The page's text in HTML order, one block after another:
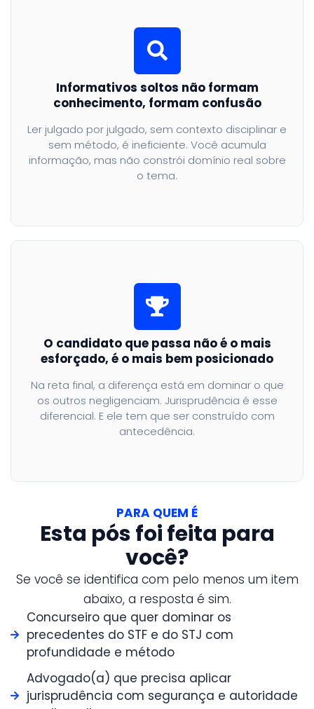
Informativos soltos não formam
conhecimento, formam confusão
Ler julgado por julgado, sem contexto disciplinar e
sem método, é ineficiente. Você acumula
informação, mas não constrói domínio real sobre
o tema.
O candidato que passa não é o mais
esforçado, é o mais bem posicionado
Na reta final, a diferença está em dominar o que
os outros negligenciam. Jurisprudência é esse
diferencial. E ele tem que ser construído com
antecedência.
PARA QUEM É
Esta pós foi feita para
você?
Se você se identifica com pelo menos um item
abaixo, a resposta é sim.
Concurseiro que quer dominar os
precedentes do STF e do STJ com
profundidade e método
Advogado(a) que precisa aplicar
jurisprudência com segurança e autoridade